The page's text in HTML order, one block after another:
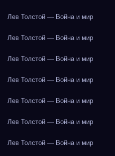
Лев Толстой — Война и мир
Лев Толстой — Война и мир
Лев Толстой — Война и мир
Лев Толстой — Война и мир
Лев Толстой — Война и мир
Лев Толстой — Война и мир
Лев Толстой — Война и мир